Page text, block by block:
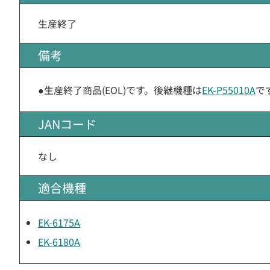
生産終了
備考
●生産終了商品(EOL)です。後継機種はEK-P55010Aで
JANコード
なし
適合機種
EK-6175A
EK-6180A